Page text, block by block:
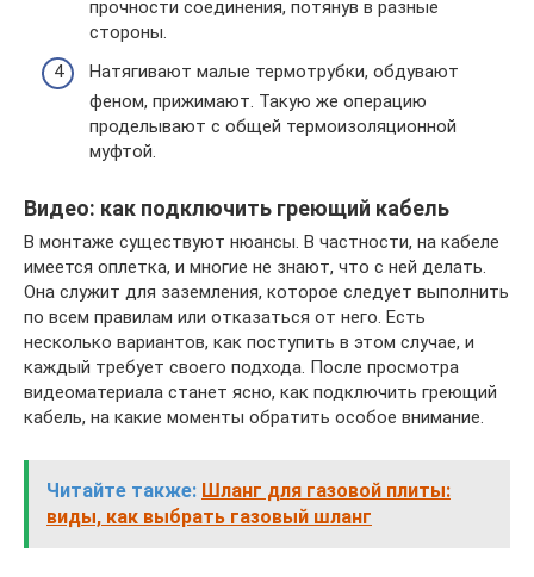
прочности соединения, потянув в разные
стороны.
Натягивают малые термотрубки, обдувают
феном, прижимают. Такую же операцию
проделывают с общей термоизоляционной
муфтой.
Видео: как подключить греющий кабель
В монтаже существуют нюансы. В частности, на кабеле
имеется оплетка, и многие не знают, что с ней делать.
Она служит для заземления, которое следует выполнить
по всем правилам или отказаться от него. Есть
несколько вариантов, как поступить в этом случае, и
каждый требует своего подхода. После просмотра
видеоматериала станет ясно, как подключить греющий
кабель, на какие моменты обратить особое внимание.
Читайте также: Шланг для газовой плиты:
виды, как выбрать газовый шланг